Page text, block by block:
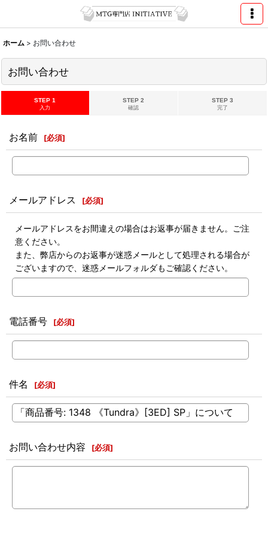
ホーム > お問い合わせ
お問い合わせ
STEP 1
入力
STEP 2
確認
STEP 3
完了
お名前 [必須]
メールアドレス [必須]
メールアドレスをお間違えの場合はお返事が届きません。ご注
意ください。
また、弊店からのお返事が迷惑メールとして処理される場合が
ございますので、迷惑メールフォルダもご確認ください。
電話番号 [必須]
件名 [必須]
お問い合わせ内容 [必須]